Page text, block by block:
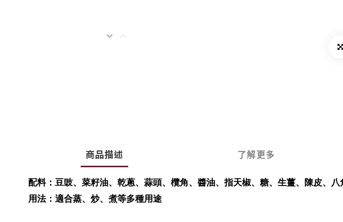
商品描述 了解更多
配料：豆豉、菜籽油、乾蔥、蒜頭、欖角、醬油、指天椒、糖、生薑、陳皮、八
用法：適合蒸、炒、煮等多種用途